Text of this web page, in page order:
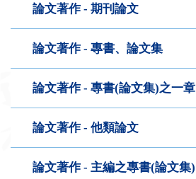
論文著作 - 期刊論文
論文著作 - 專書、論文集
論文著作 - 專書(論文集)之一章
論文著作 - 他類論文
論文著作 - 主編之專書(論文集)